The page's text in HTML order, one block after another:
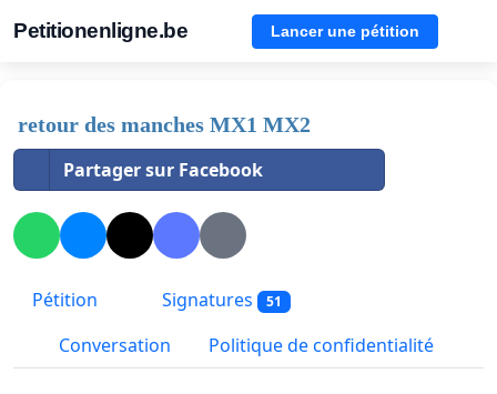
Petitionenligne.be Lancer une pétition
retour des manches MX1 MX2
Partager sur Facebook
Pétition Signatures 51
Conversation Politique de confidentialité